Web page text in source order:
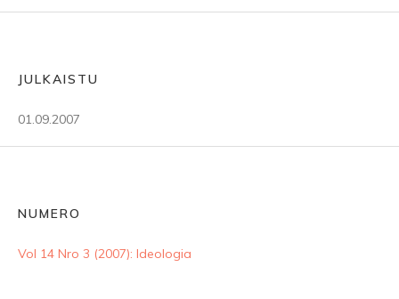
JULKAISTU
01.09.2007
NUMERO
Vol 14 Nro 3 (2007): Ideologia